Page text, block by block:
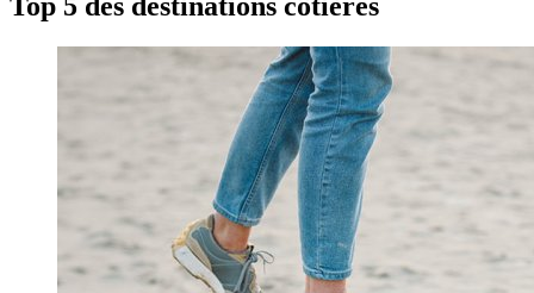
Top 5 des destinations côtières